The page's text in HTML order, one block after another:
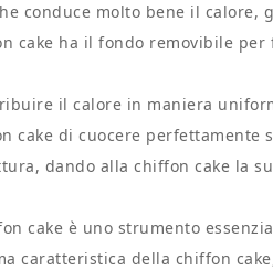
conduce molto bene il calore,
cake ha il fondo removibile per
il calore in maniera
cake di cuocere perfettamente
dando alla chiffon cake la
cake è uno strumento
caratteristica della chiffon